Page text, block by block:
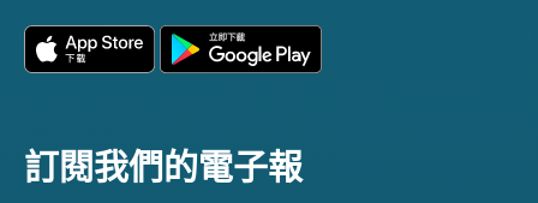
訂閱我們的電子報